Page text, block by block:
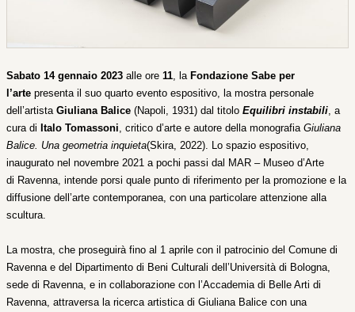
Sabato 14 gennaio 2023 alle ore 11 , la Fondazione Sabe per
l’arte presenta il suo quarto evento espositivo, la mostra personale
dell’artista Giuliana Balice (Napoli, 1931) dal titolo Equilibri instabili , a
cura di Italo Tomassoni , critico d’arte e autore della monografia Giuliana
Balice. Una geometria inquieta(Skira, 2022). Lo spazio espositivo,
inaugurato nel novembre 2021 a pochi passi dal MAR – Museo d’Arte
di Ravenna, intende porsi quale punto di riferimento per la promozione e la
diffusione dell’arte contemporanea, con una particolare attenzione alla
scultura.
La mostra, che proseguirà fino al 1 aprile con il patrocinio del Comune di
Ravenna e del Dipartimento di Beni Culturali dell’Università di Bologna,
sede di Ravenna, e in collaborazione con l’Accademia di Belle Arti di
Ravenna, attraversa la ricerca artistica di Giuliana Balice con una